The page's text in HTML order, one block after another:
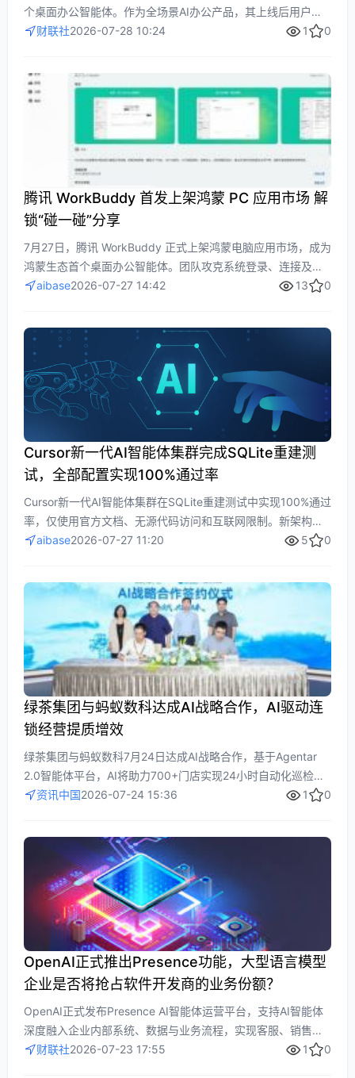
个桌面办公智能体。作为全场景AI办公产品，其上线后用户规
模快速攀升，PC端月访问量从885万增至2097万。智能体赛道
商业化进程加速。
财联社2026-07-28 10:24 1 0
腾讯 WorkBuddy 首发上架鸿蒙 PC 应用市场 解
锁“碰一碰”分享
7月27日，腾讯 WorkBuddy 正式上架鸿蒙电脑应用市场，成为
鸿蒙生态首个桌面办公智能体。团队攻克系统登录、连接及技
能调用等核心场景，依托鸿蒙底层能力实现“碰一碰”分享等主流
aibase2026-07-27 14:42 13 0
Cursor新一代AI智能体集群完成SQLite重建测
试，全部配置实现100%通过率
Cursor新一代AI智能体集群在SQLite重建测试中实现100%通过
率，仅使用官方文档、无源代码访问和互联网限制。新架构采
用“规划智能体+执行智能体”分工模式，由前沿模型负责拆解决
升级为核心产品，为开发者提供高度自动化的多智能体协同编
aibase2026-07-27 11:20 5 0
绿茶集团与蚂蚁数科达成AI战略合作，AI驱动连
锁经营提质增效
绿茶集团与蚂蚁数科7月24日达成AI战略合作，基于Agentar
2.0智能体平台，AI将助力700+门店实现24小时自动化巡检、
数据驱动经营分析及会员精准运营。通过边缘计算与多模态感
资讯中国2026-07-24 15:36 1 0
OpenAI正式推出Presence功能，大型语言模型
企业是否将抢占软件开发商的业务份额？
OpenAI正式发布Presence AI智能体运营平台，支持AI智能体
深度融入企业内部系统、数据与业务流程，实现客服、销售、
账单等自动化。平台提供模拟测试、安全护栏、自动评估及优
财联社2026-07-23 17:55 1 0